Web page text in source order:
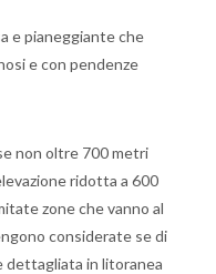
e pianeggiante che
e con pendenze
non oltre 700 metri
ridotta a 600
zone che vanno al
considerate se di
dettagliata in litoranea